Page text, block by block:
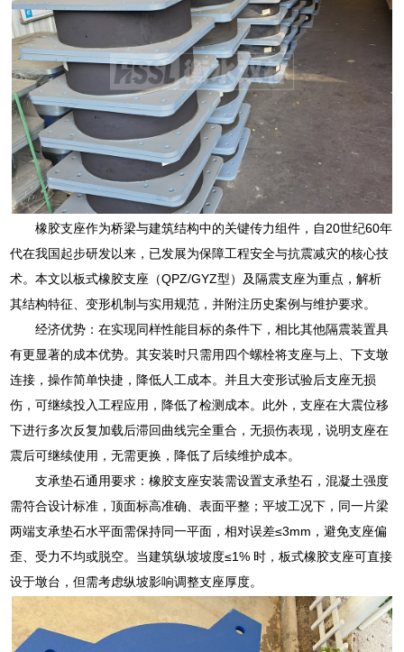
橡胶支座作为桥梁与建筑结构中的关键传力组件，自20世纪60年
代在我国起步研发以来，已发展为保障工程安全与抗震减灾的核心技
术。本文以板式橡胶支座（QPZ/GYZ型）及隔震支座为重点，解析
其结构特征、变形机制与实用规范，并附注历史案例与维护要求。
经济优势：在实现同样性能目标的条件下，相比其他隔震装置具
有更显著的成本优势。其安装时只需用四个螺栓将支座与上、下支墩
连接，操作简单快捷，降低人工成本。并且大变形试验后支座无损
伤，可继续投入工程应用，降低了检测成本。此外，支座在大震位移
下进行多次反复加载后滞回曲线完全重合，无损伤表现，说明支座在
震后可继续使用，无需更换，降低了后续维护成本。
支承垫石通用要求：橡胶支座安装需设置支承垫石，混凝土强度
需符合设计标准，顶面标高准确、表面平整；平坡工况下，同一片梁
两端支承垫石水平面需保持同一平面，相对误差≤3mm，避免支座偏
歪、受力不均或脱空。当建筑纵坡坡度≤1% 时，板式橡胶支座可直接
设于墩台，但需考虑纵坡影响调整支座厚度。